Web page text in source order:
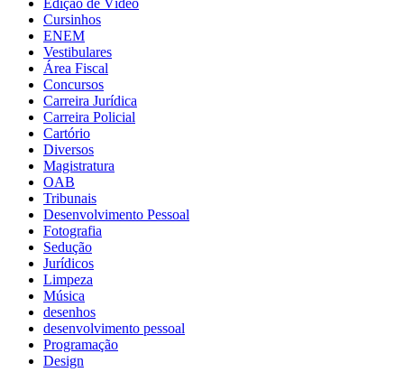
Cursinhos
ENEM
Vestibulares
Área Fiscal
Concursos
Carreira Jurídica
Carreira Policial
Cartório
Diversos
Magistratura
OAB
Tribunais
Desenvolvimento Pessoal
Fotografia
Sedução
Jurídicos
Limpeza
Música
desenhos
desenvolvimento pessoal
Programação
Design